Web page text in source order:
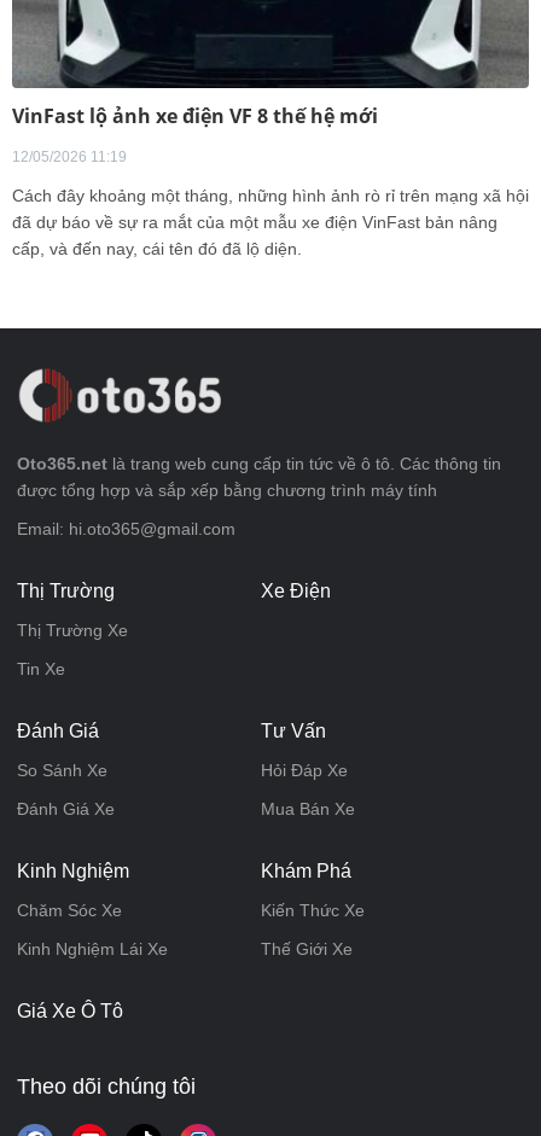
VinFast lộ ảnh xe điện VF 8 thế hệ mới
12/05/2026 11:19
Cách đây khoảng một tháng, những hình ảnh rò rỉ trên mạng xã hội
đã dự báo về sự ra mắt của một mẫu xe điện VinFast bản nâng
cấp, và đến nay, cái tên đó đã lộ diện.
Oto365.net là trang web cung cấp tin tức về ô tô. Các thông tin
được tổng hợp và sắp xếp bằng chương trình máy tính
Email: hi.oto365@gmail.com
Thị Trường
Thị Trường Xe
Tin Xe
Xe Điện
Đánh Giá
So Sánh Xe
Đánh Giá Xe
Tư Vấn
Hỏi Đáp Xe
Mua Bán Xe
Kinh Nghiệm
Chăm Sóc Xe
Kinh Nghiệm Lái Xe
Khám Phá
Kiến Thức Xe
Thế Giới Xe
Giá Xe Ô Tô
Theo dõi chúng tôi